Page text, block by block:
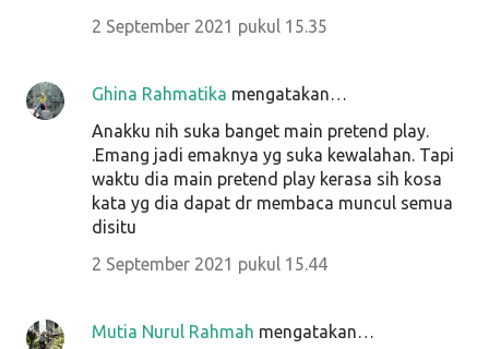
2 September 2021 pukul 15.35
Ghina Rahmatika mengatakan…
Anakku nih suka banget main pretend play.
.Emang jadi emaknya yg suka kewalahan. Tapi
waktu dia main pretend play kerasa sih kosa
kata yg dia dapat dr membaca muncul semua
disitu
2 September 2021 pukul 15.44
Mutia Nurul Rahmah mengatakan…